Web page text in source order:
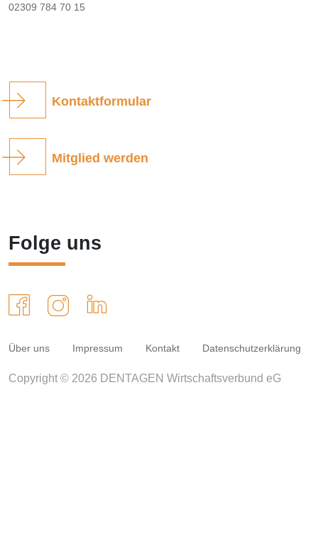
02309 784 70 15
Kontaktformular
Mitglied werden
Folge uns
Über uns Impressum Kontakt Datenschutzerklärung
Copyright © 2026 DENTAGEN Wirtschaftsverbund eG